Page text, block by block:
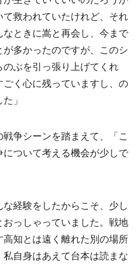
救われていたけれど、それ
ときに嵩と再会し、今まで
多かったのですが、このシ
ぶを引っ張り上げてくれ
く心に残っていますし、の
」
争シーンを踏まえて、「こ
ついて考える機会が少しで
な経験をしたからこそ、少し
っしゃっていました。戦地
知とは遠く離れた別の場所
自身はあえて台本は読まな